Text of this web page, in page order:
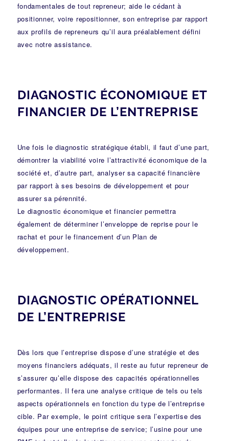
fondamentales de tout repreneur; aide le cédant à
positionner, voire repositionner, son entreprise par rapport
aux profils de repreneurs qu’il aura préalablement défini
avec notre assistance.
DIAGNOSTIC ÉCONOMIQUE ET
FINANCIER DE L’ENTREPRISE
Une fois le diagnostic stratégique établi, il faut d’une part,
démontrer la viabilité voire l’attractivité économique de la
société et, d’autre part, analyser sa capacité financière
par rapport à ses besoins de développement et pour
assurer sa pérennité.
Le diagnostic économique et financier permettra
également de déterminer l’enveloppe de reprise pour le
rachat et pour le financement d’un Plan de
développement.
DIAGNOSTIC OPÉRATIONNEL
DE L’ENTREPRISE
Dès lors que l’entreprise dispose d’une stratégie et des
moyens financiers adéquats, il reste au futur repreneur de
s’assurer qu’elle dispose des capacités opérationnelles
performantes. Il fera une analyse critique de tels ou tels
aspects opérationnels en fonction du type de l’entreprise
cible. Par exemple, le point critique sera l’expertise des
équipes pour une entreprise de service; l’usine pour une